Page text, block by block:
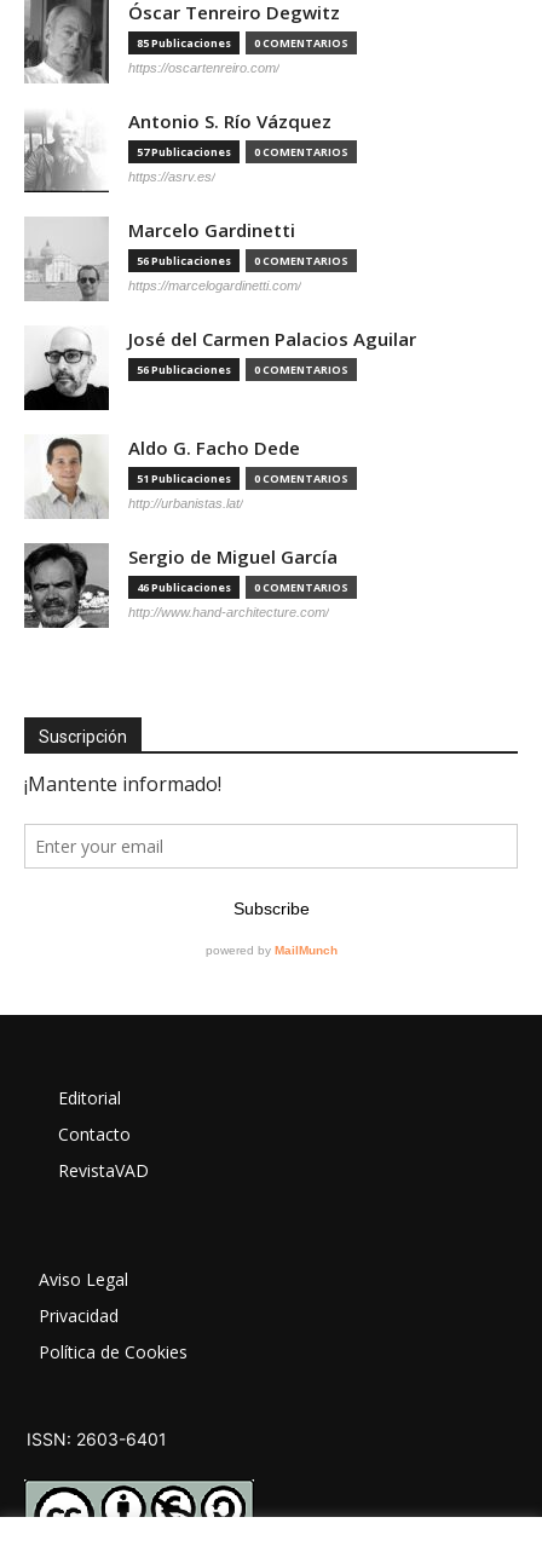
Óscar Tenreiro Degwitz
85 Publicaciones 0 COMENTARIOS
https://oscartenreiro.com/
Antonio S. Río Vázquez
57 Publicaciones 0 COMENTARIOS
https://asrv.es/
Marcelo Gardinetti
56 Publicaciones 0 COMENTARIOS
https://marcelogardinetti.com/
José del Carmen Palacios Aguilar
56 Publicaciones 0 COMENTARIOS
Aldo G. Facho Dede
51 Publicaciones 0 COMENTARIOS
http://urbanistas.lat/
Sergio de Miguel García
46 Publicaciones 0 COMENTARIOS
http://www.hand-architecture.com/
Suscripción
Editorial
Contacto
RevistaVAD
Aviso Legal
Privacidad
Política de Cookies
ISSN: 2603-6401